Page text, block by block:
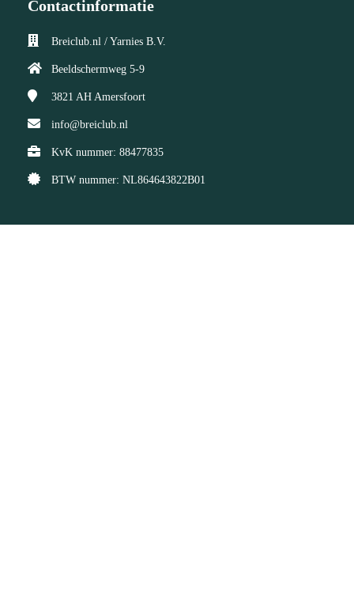
Contactinformatie
Breiclub.nl / Yarnies B.V.
Beeldschermweg 5-9
3821 AH Amersfoort
info@breiclub.nl
KvK nummer: 88477835
BTW nummer: NL864643822B01